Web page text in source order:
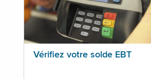
Vérifiez votre solde EBT